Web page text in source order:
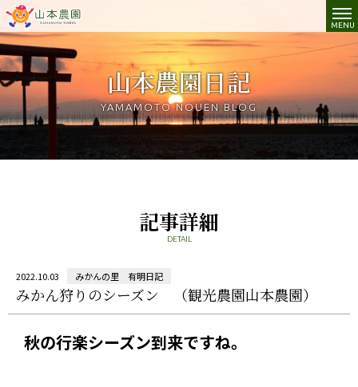
山本農園|佐賀県,太良,クレメンティン,温州みかん,み
山本農園日記
YAMAMOTO NOUEN BLOG
記事詳細
DETAIL
2022.10.03 みかんの里 有明日記
みかん狩りのシーズン （観光農園山本農園）
秋の行楽シーズン到来ですね。
|佐賀県,太良,クレメンティン,温州みかん,みかん,デコポン,せとか,は